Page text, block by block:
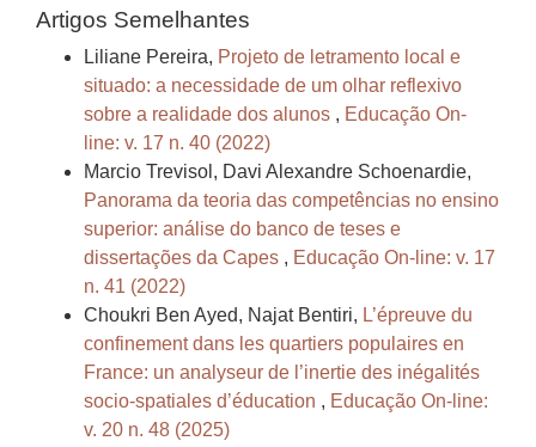
Artigos Semelhantes
Liliane Pereira, Projeto de letramento local e
situado: a necessidade de um olhar reflexivo
sobre a realidade dos alunos , Educação On-
line: v. 17 n. 40 (2022)
Marcio Trevisol, Davi Alexandre Schoenardie,
Panorama da teoria das competências no ensino
superior: análise do banco de teses e
dissertações da Capes , Educação On-line: v. 17
n. 41 (2022)
Choukri Ben Ayed, Najat Bentiri, L’épreuve du
confinement dans les quartiers populaires en
France: un analyseur de l’inertie des inégalités
socio-spatiales d’éducation , Educação On-line:
v. 20 n. 48 (2025)